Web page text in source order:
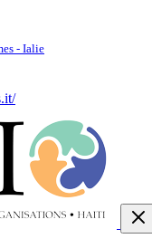
- Ialie